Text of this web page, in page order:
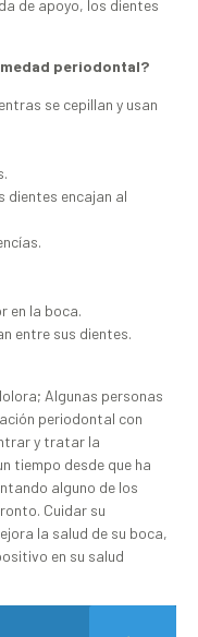
de apoyo, los dientes
periodontal?
se cepillan y usan
dientes encajan al
en la boca.
entre sus dientes.
Algunas personas
periodontal con
y tratar la
tiempo desde que ha
alguno de los
Cuidar su
la salud de su boca,
en su salud